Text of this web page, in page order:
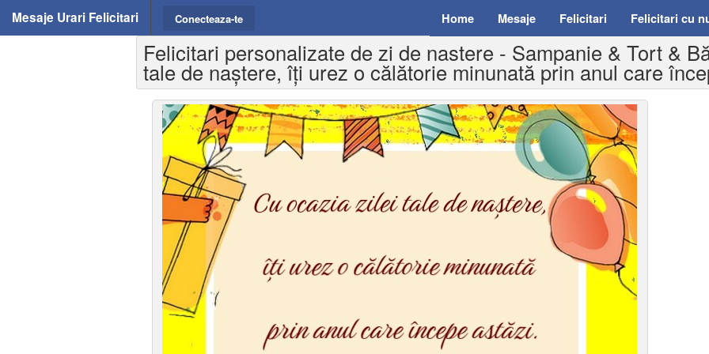
Mesaje Urari Felicitari Home Mesaje Felicitari Felicitari cu
Conecteaza-te
Felicitari personalizate de zi de nastere - Sampanie & Tort &
tale de naștere, îți urez o călătorie minunată prin anul care